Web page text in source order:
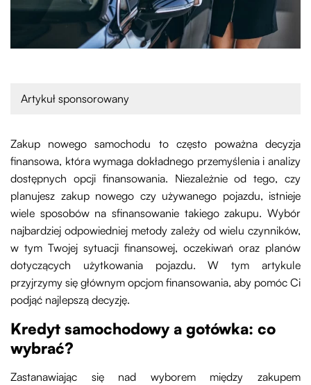
Artykuł sponsorowany
Zakup nowego samochodu to często poważna decyzja
finansowa, która wymaga dokładnego przemyślenia i analizy
dostępnych opcji finansowania. Niezależnie od tego, czy
planujesz zakup nowego czy używanego pojazdu, istnieje
wiele sposobów na sfinansowanie takiego zakupu. Wybór
najbardziej odpowiedniej metody zależy od wielu czynników,
w tym Twojej sytuacji finansowej, oczekiwań oraz planów
dotyczących użytkowania pojazdu. W tym artykule
przyjrzymy się głównym opcjom finansowania, aby pomóc Ci
podjąć najlepszą decyzję.
Kredyt samochodowy a gotówka: co
wybrać?
Zastanawiając się nad wyborem między zakupem